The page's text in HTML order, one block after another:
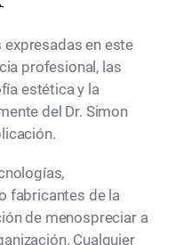
en este
profesional, las
estética y la
del Dr. Simon
fabricantes de la
de menospreciar a
Cualquier